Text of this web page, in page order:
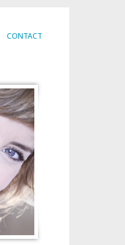
CONTACT